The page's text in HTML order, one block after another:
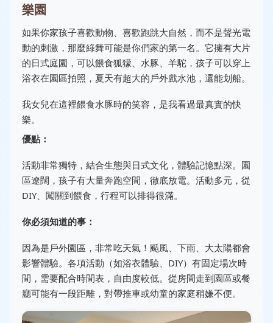
樂園
如果你家孩子喜歡動物、喜歡跑跳大自然，而不是聲光電
動的刺激，那麼綠舞可能是你們家的第一名。它擁有大片
的日式庭園，可以餵食狐獴、水豚、羊駝，孩子可以穿上
浴衣在園區拍照，夏天有超大的戶外戲水池，還能划船。
我女兒在這裡餵食水豚時的笑容，是我看過最真實的快
樂。
優點：
活動非常獨特，結合生態與日式文化，體驗記憶點深。園
區遼闊，孩子有大量奔跑空間，徹底放電。活動多元，從
DIY、闖關到餵食，行程可以排得很滿。
你必須知道的事：
因為是戶外園區，非常吃天氣！颳風、下雨、大太陽都會
影響體驗。各項活動（如浴衣體驗、DIY）有固定場次時
間，需要配合時間表，自由度較低。從房間走到園區或餐
廳可能有一段距離，對帶推車或幼童的家庭稍嫌不便。